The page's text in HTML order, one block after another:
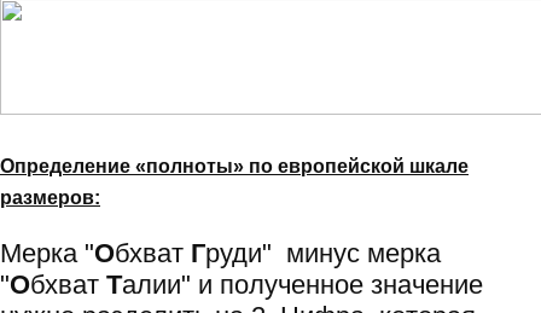
Определение «полноты» по европейской шкале
размеров:
Мерка "Обхват Груди" минус мерка
"Обхват Талии" и полученное значение